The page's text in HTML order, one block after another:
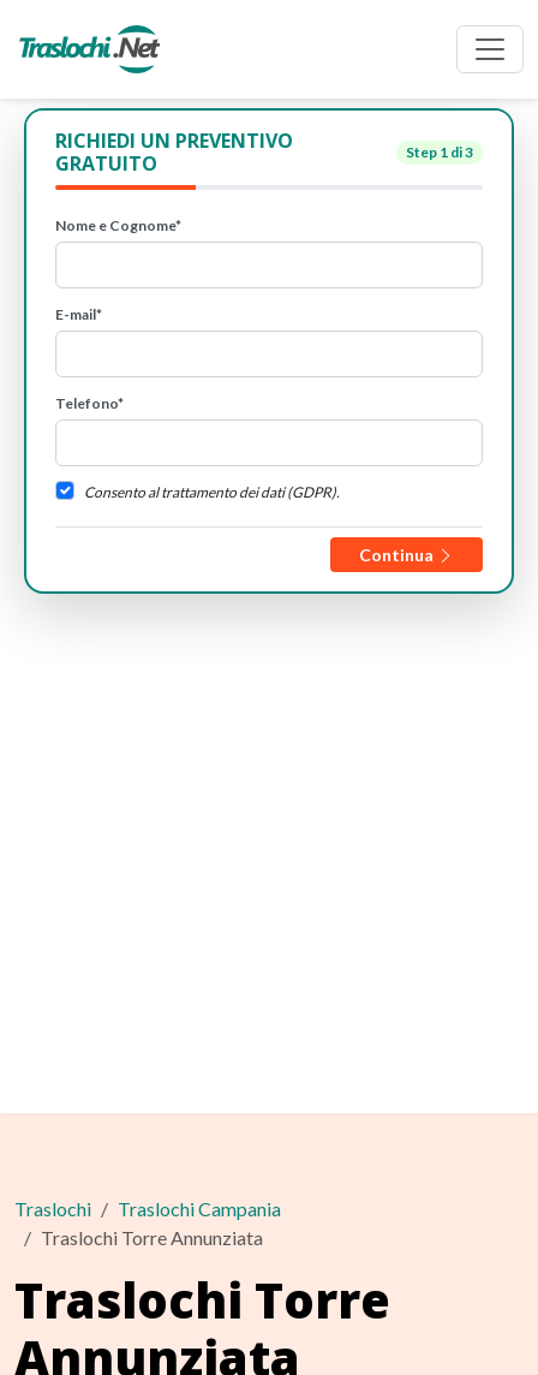
RICHIEDI UN PREVENTIVO
GRATUITO
Step 1 di 3
Nome e Cognome*
E-mail*
Telefono*
Consento al trattamento dei dati (GDPR).
Continua
Traslochi
Traslochi Campania
Traslochi Torre Annunziata
Traslochi Torre
Annunziata